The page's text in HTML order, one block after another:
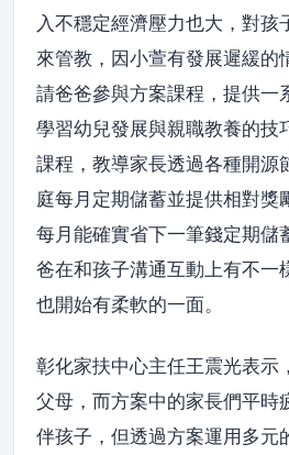
入不穩定經濟壓力也大，對孩
來管教，因小萱有發展遲緩的
請爸爸參與方案課程，提供一
學習幼兒發展與親職教養的技
課程，教導家長透過各種開源
庭每月定期儲蓄並提供相對獎
每月能確實省下一筆錢定期儲
爸在和孩子溝通互動上有不一
也開始有柔軟的一面。
彰化家扶中心主任王震光表示
父母，而方案中的家長們平時
伴孩子，但透過方案運用多元